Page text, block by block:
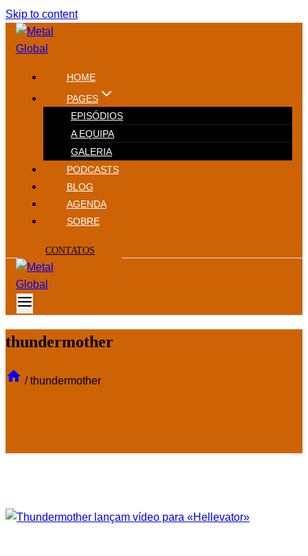
Skip to content
HOME
PAGES
EPISÓDIOS
A EQUIPA
GALERIA
PODCASTS
BLOG
AGENDA
SOBRE
CONTATOS
thundermother
/ thundermother